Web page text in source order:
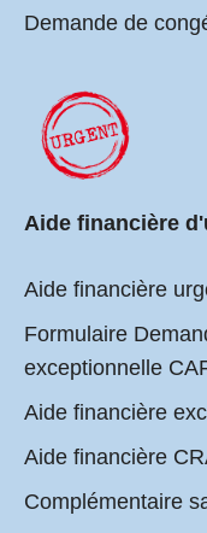
Demande de
Aide financière
Aide financière
Formulaire
exceptionnelle
Aide financière
Aide financière
Complémentaire